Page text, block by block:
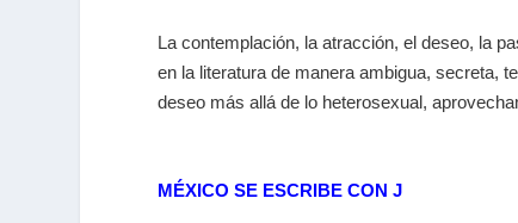
La contemplación, la atracción, el deseo, la
en la literatura de manera ambigua, secreta,
deseo más allá de lo heterosexual,
MÉXICO SE ESCRIBE CON J